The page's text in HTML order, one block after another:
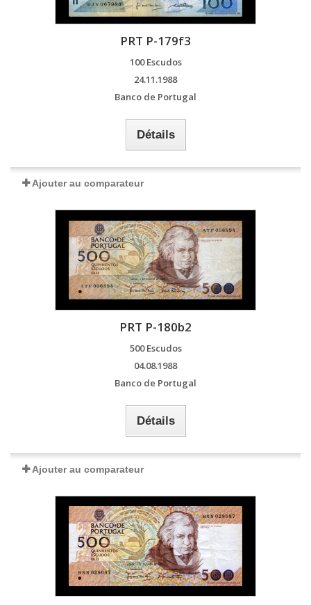
PRT P-179f3
100 Escudos
24.11.1988
Banco de Portugal
Détails
Ajouter au comparateur
PRT P-180b2
500 Escudos
04.08.1988
Banco de Portugal
Détails
Ajouter au comparateur